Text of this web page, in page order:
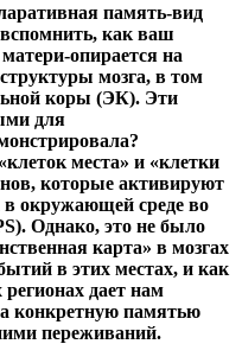
память-вид
как ваш
опирается на
мозга, в том
коры (ЭК). Эти
для
места» и «клетки
которые активируют
в окружающей среде во
Однако, это не было
карта» в мозгах
в этих местах, и как
дает нам
конкретную памятью
переживаний.